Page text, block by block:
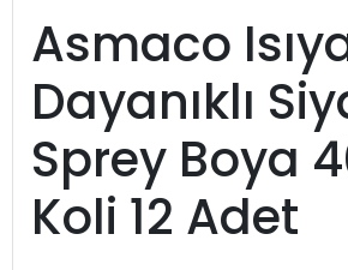
Asmaco
Dayanıklı
Sprey Boya
Koli 12 Adet